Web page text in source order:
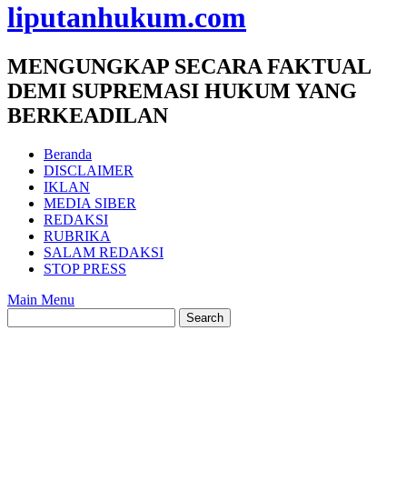
liputanhukum.com
MENGUNGKAP SECARA FAKTUAL
DEMI SUPREMASI HUKUM YANG
BERKEADILAN
Beranda
DISCLAIMER
IKLAN
MEDIA SIBER
REDAKSI
RUBRIKA
SALAM REDAKSI
STOP PRESS
Main Menu